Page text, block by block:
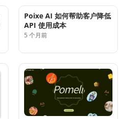
Poixe AI 如何帮助客户降低
API 使用成本
5 个月前